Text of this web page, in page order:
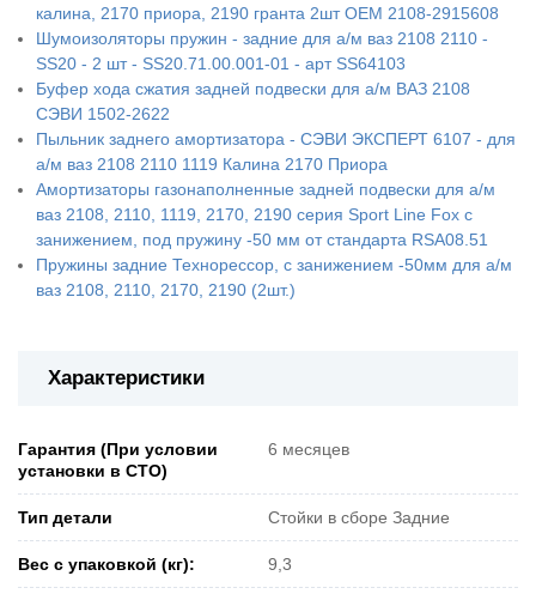
калина, 2170 приора, 2190 гранта 2шт OEM 2108-2915608
Шумоизоляторы пружин - задние для а/м ваз 2108 2110 -
SS20 - 2 шт - SS20.71.00.001-01 - арт SS64103
Буфер хода сжатия задней подвески для а/м ВАЗ 2108
СЭВИ 1502-2622
Пыльник заднего амортизатора - СЭВИ ЭКСПЕРТ 6107 - для
а/м ваз 2108 2110 1119 Калина 2170 Приора
Амортизаторы газонаполненные задней подвески для а/м
ваз 2108, 2110, 1119, 2170, 2190 серия Sport Line Fox с
занижением, под пружину -50 мм от стандарта RSA08.51
Пружины задние Технорессор, с занижением -50мм для а/м
ваз 2108, 2110, 2170, 2190 (2шт.)
Характеристики
Гарантия (При условии
установки в СТО)
6 месяцев
Тип детали Стойки в сборе Задние
Вес с упаковкой (кг): 9,3